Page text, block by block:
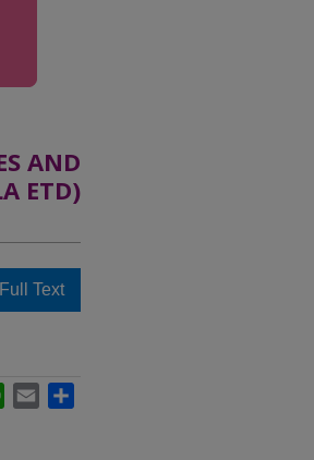
AND
ETD)
Text
WhatsApp
Email